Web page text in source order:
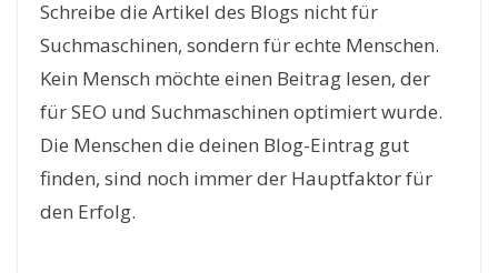
Schreibe die Artikel des Blogs nicht für
Suchmaschinen, sondern für echte Menschen.
Kein Mensch möchte einen Beitrag lesen, der
für SEO und Suchmaschinen optimiert wurde.
Die Menschen die deinen Blog-Eintrag gut
finden, sind noch immer der Hauptfaktor für
den Erfolg.